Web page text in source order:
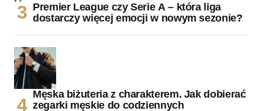
Premier League czy Serie A – która liga
dostarczy więcej emocji w nowym sezonie?
Męska biżuteria z charakterem. Jak dobierać
zegarki męskie do codziennych